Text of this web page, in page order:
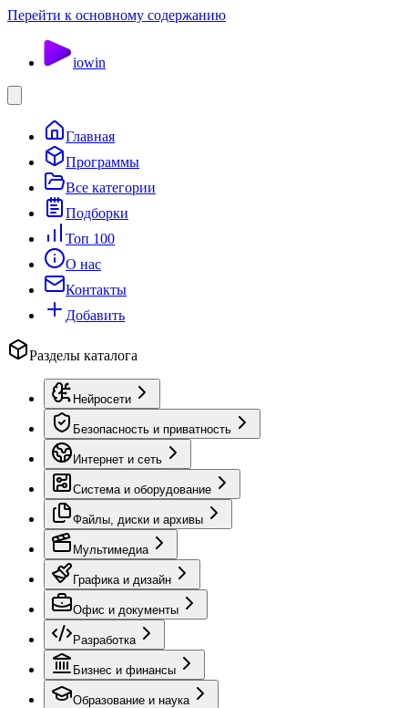
Перейти к основному содержанию
iowin
Главная
Программы
Все категории
Подборки
Топ 100
О нас
Контакты
Добавить
Разделы каталога
Нейросети
Безопасность и приватность
Интернет и сеть
Система и оборудование
Файлы, диски и архивы
Мультимедиа
Графика и дизайн
Офис и документы
Разработка
Бизнес и финансы
Образование и наука